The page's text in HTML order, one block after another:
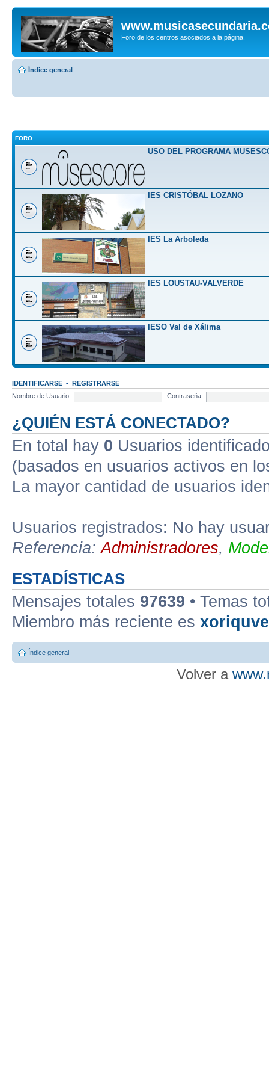
Foro de los centros asociados a la página.
Índice general
FORO
USO DEL PROGRAMA
IES CRISTÓBAL LOZANO
IES La Arboleda
IES LOUSTAU-VALVERDE
IESO Val de Xálima
IDENTIFICARSE • REGISTRARSE
Nombre de Usuario:
Contraseña:
¿QUIÉN ESTÁ CONECTADO?
En total hay 0 Usuarios
(basados en usuarios activos en
La mayor cantidad de usuarios
Usuarios registrados: No hay
Referencia:Administradores,
ESTADÍSTICAS
Mensajes totales 97639 • Temas
Miembro más reciente es
Índice general
Volver a